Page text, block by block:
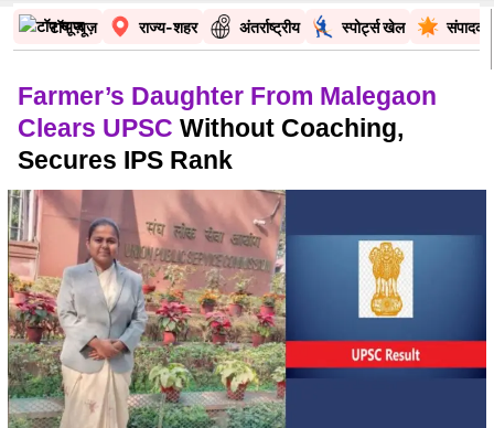
टॉप न्यूज़ राज्य-शहर अंतर्राष्ट्रीय स्पोर्ट्स खेल
Farmer’s Daughter From Malegaon
Clears UPSC Without Coaching,
Secures IPS Rank